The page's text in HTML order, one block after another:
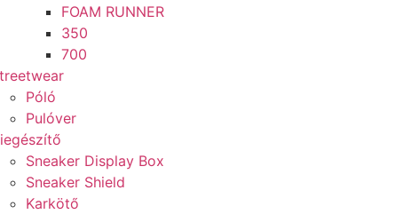
FOAM RUNNER
350
700
Póló
Pulóver
Sneaker Display Box
Sneaker Shield
Karkötő